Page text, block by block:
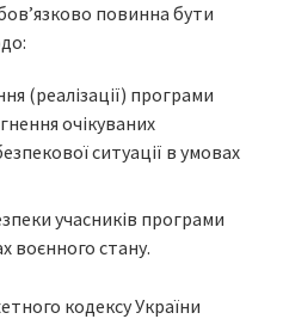
повинна бути
(реалізації) програми
очікуваних
ситуації в умовах
учасників програми
воєнного стану.
кодексу України